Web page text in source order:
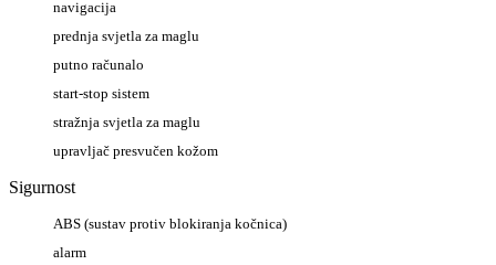
navigacija
prednja svjetla za maglu
putno računalo
start-stop sistem
stražnja svjetla za maglu
upravljač presvučen kožom
Sigurnost
ABS (sustav protiv blokiranja kočnica)
alarm